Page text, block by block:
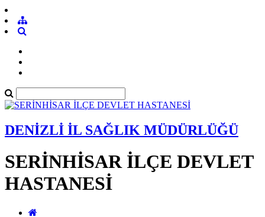
DENİZLİ İL SAĞLIK MÜDÜRLÜĞÜ
SERİNHİSAR İLÇE DEVLET
HASTANESİ